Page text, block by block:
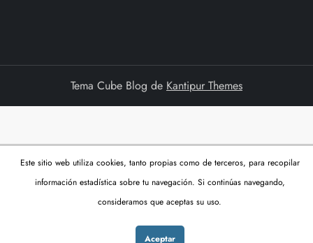
Tema Cube Blog de Kantipur Themes
Este sitio web utiliza cookies, tanto propias como de terceros, para recopilar
información estadística sobre tu navegación. Si continúas navegando,
consideramos que aceptas su uso.
Aceptar